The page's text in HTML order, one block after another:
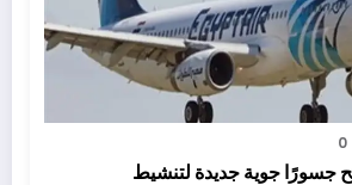
0
جسورًا جوية جديدة لتنشيط